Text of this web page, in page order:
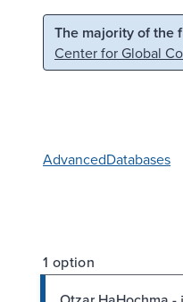
Skip to main content
The majority of the
Center for Global
AdvancedDatabases
1 option